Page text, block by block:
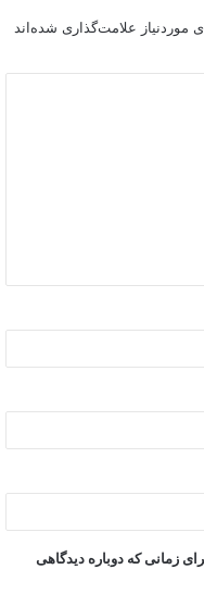
موردنیاز علامت‌گذاری شده‌اند
زمانی که دوباره دیدگاهی